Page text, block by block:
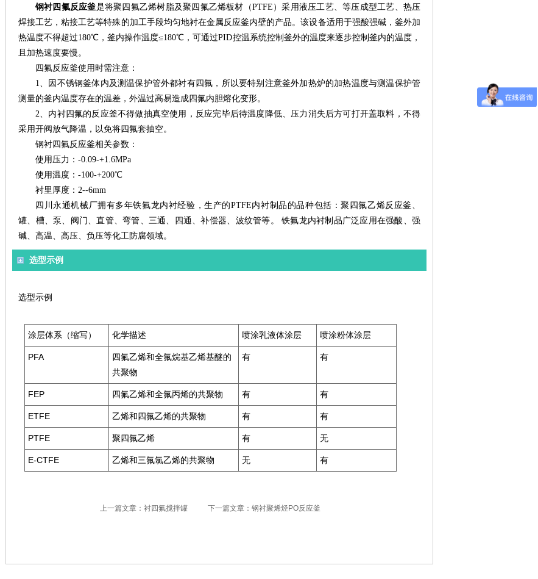
钢衬四氟反应釜是将聚四氟乙烯树脂及聚四氟乙烯板材（PTFE）采用液压工艺、等压成型工艺、热压
焊接工艺，粘接工艺等特殊的加工手段均匀地衬在金属反应釜内壁的产品。该设备适用于强酸强碱，釜外加
热温度不得超过180℃，釜内操作温度≤180℃，可通过PID控温系统控制釜外的温度来逐步控制釜内的温度，
且加热速度要慢。
四氟反应釜使用时需注意：
1、
因不锈钢釜体内及测温保护管外都衬有四氟，所以要特别注意釜外加热炉的加热温度与测温保护管
测量的釜内温度存在的温差，外温过高易造成四氟内胆熔化变形。
2、 内衬四氟的反应釜不得做抽真空使用，反应完毕后待温度降低、压力消失后方可打开盖取料，不得
采用开阀放气降温，以免将四氟套抽空。
钢衬四氟反应釜相关参数：
使用压力：-0.09-+1.6MPa
使用温度：-100-+200℃
衬里厚度：2--6mm
四川永通机械厂拥有多年铁氟龙内衬经验，生产的PTFE内衬制品的品种包括：聚四氟乙烯反应釜、
罐、槽、泵、阀门、直管、弯管、三通、四通、补偿器、波纹管等。 铁氟龙内衬制品广泛应用在强酸、强
碱、高温、高压、负压等化工防腐领域。
选型示例
选型示例
涂层体系（缩写） 化学描述 喷涂乳液体涂层 喷涂粉体涂层
PFA
四氟乙烯和全氟烷基乙烯基醚的
共聚物
有 有
FEP 四氟乙烯和全氟丙烯的共聚物 有 有
ETFE 乙烯和四氟乙烯的共聚物 有 有
PTFE 聚四氟乙烯 有 无
E-CTFE 乙烯和三氟氯乙烯的共聚物 无 有
上一篇文章：衬四氟搅拌罐 下一篇文章：钢衬聚烯烃PO反应釜